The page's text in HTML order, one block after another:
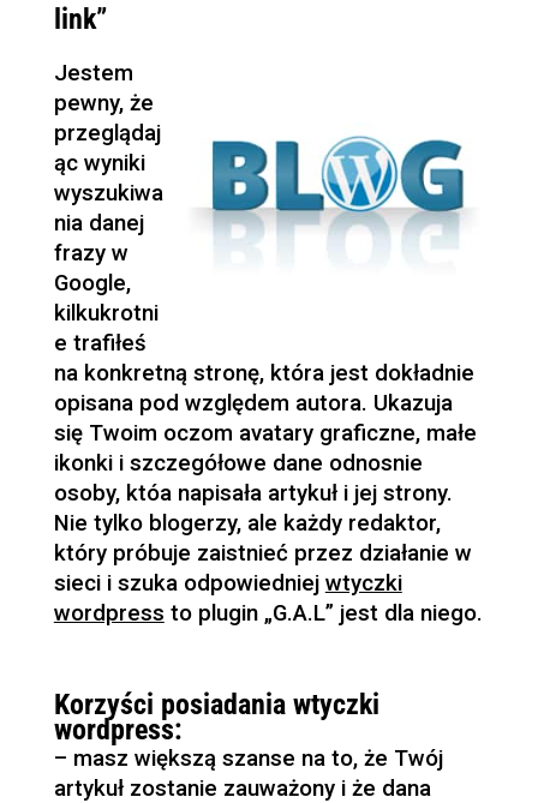
link”
Jestem
pewny, że
przeglądaj
ąc wyniki
wyszukiwa
nia danej
frazy w
Google,
kilkukrotni
e trafiłeś
na konkretną stronę, która jest dokładnie
opisana pod względem autora. Ukazuja
się Twoim oczom avatary graficzne, małe
ikonki i szczegółowe dane odnosnie
osoby, któa napisała artykuł i jej strony.
Nie tylko blogerzy, ale każdy redaktor,
który próbuje zaistnieć przez działanie w
sieci i szuka odpowiedniej wtyczki
wordpress to plugin „G.A.L” jest dla niego.
Korzyści posiadania wtyczki
wordpress:
– masz większą szanse na to, że Twój
artykuł zostanie zauważony i że dana